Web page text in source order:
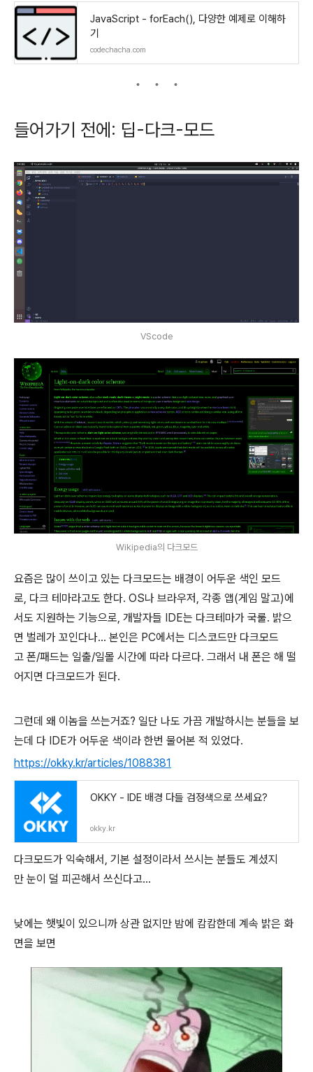
JavaScript - forEach(), 다양한 예제로 이해하
기
codechacha.com
들어가기 전에: 딥-다크-모드
VScode
Wikipedia의 다크모드
요즘은 많이 쓰이고 있는 다크모드는 배경이 어두운 색인 모드
로, 다크 테마라고도 한다. OS나 브라우저, 각종 앱(게임 말고)에
서도 지원하는 기능으로, 개발자들 IDE는 다크테마가 국룰. 밝으
면 벌레가 꼬인다나... 본인은 PC에서는 디스코드만 다크모드
고 폰/패드는 일출/일몰 시간에 따라 다르다. 그래서 내 폰은 해 떨
어지면 다크모드가 된다.
그런데 왜 이놈을 쓰는거죠? 일단 나도 가끔 개발하시는 분들을 보
는데 다 IDE가 어두운 색이라 한번 물어본 적 있었다.
https://okky.kr/articles/1088381
OKKY - IDE 배경 다들 검정색으로 쓰세요?
okky.kr
다크모드가 익숙해서, 기본 설정이라서 쓰시는 분들도 계셨지
만 눈이 덜 피곤해서 쓰신다고...
낮에는 햇빛이 있으니까 상관 없지만 밤에 캄캄한데 계속 밝은 화
면을 보면